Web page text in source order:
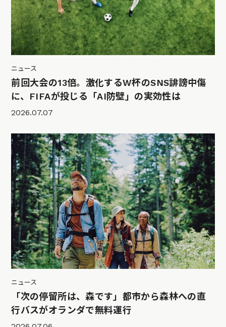
ニュース
前回大会の13倍。激化するW杯のSNS誹謗中傷
に、FIFAが投じる「AI防壁」の実効性は
2026.07.07
ニュース
「次の停留所は、森です」都市から森林への直
行バスがオランダで無料運行